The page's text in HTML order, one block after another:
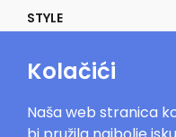
STYLE
POWER
IN THE MOOD
Kolačići
Naša web stranica